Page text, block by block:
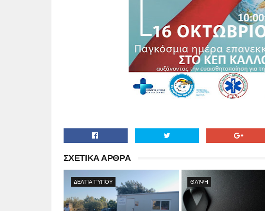
ΣΧΕΤΙΚΑ ΑΡΘΡΑ
ΔΕΛΤΊΑ ΤΎΠΟΥ ΘΛΊΨΗ